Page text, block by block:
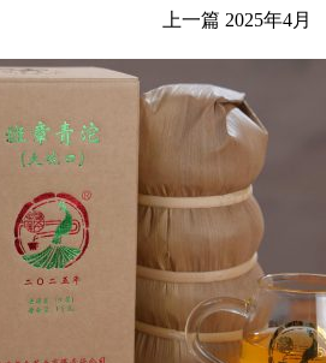
上一篇 2025年4月